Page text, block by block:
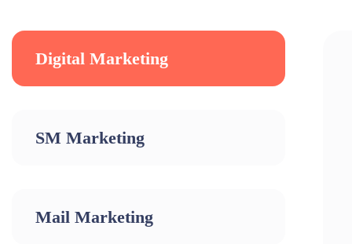
Digital Marketing
SM Marketing
Mail Marketing